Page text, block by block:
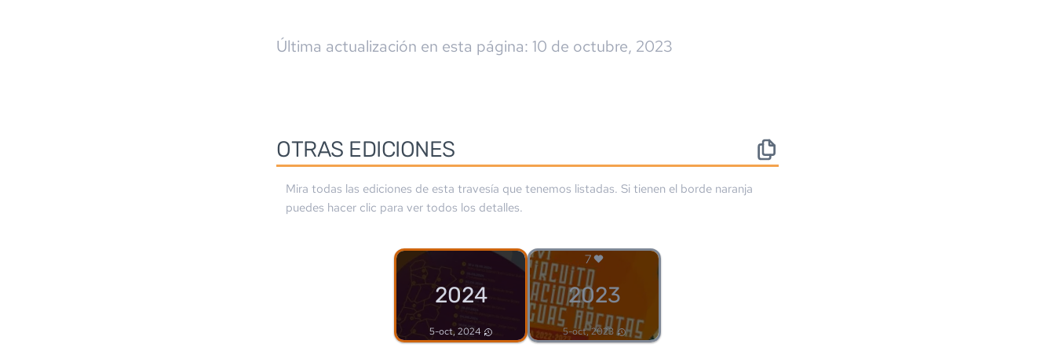
Última actualización en esta página: 10 de octubre, 2023
OTRAS EDICIONES
Mira todas las ediciones de esta travesía que tenemos listadas. Si tienen el borde naranja
puedes hacer clic para ver todos los detalles.
2024
5-oct, 2024
7
2023
5-oct, 2023